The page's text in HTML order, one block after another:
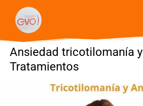
Ansiedad tricotilomanía y
Tratamientos